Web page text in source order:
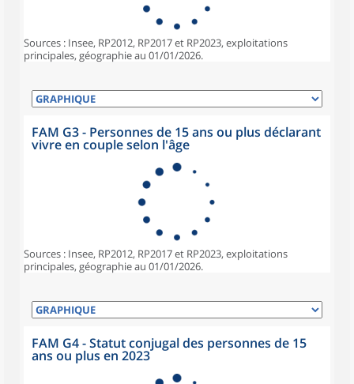
Sources : Insee, RP2012, RP2017 et RP2023, exploitations
principales, géographie au 01/01/2026.
FAM G3 - Personnes de 15 ans ou plus déclarant
vivre en couple selon l'âge
Sources : Insee, RP2012, RP2017 et RP2023, exploitations
principales, géographie au 01/01/2026.
FAM G4 - Statut conjugal des personnes de 15
ans ou plus en 2023